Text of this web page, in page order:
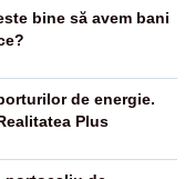
bine să avem bani
de energie.
Plus